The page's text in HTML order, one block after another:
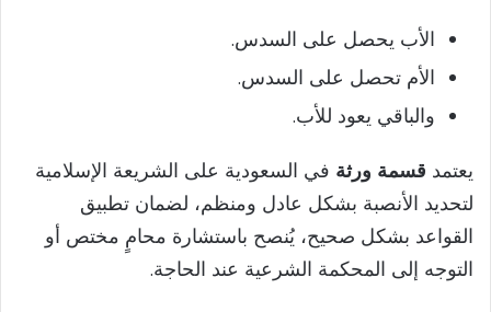
الأب يحصل على السدس.
الأم تحصل على السدس.
والباقي يعود للأب.
يعتمد قسمة ورثة في السعودية على الشريعة الإسلامية
لتحديد الأنصبة بشكل عادل ومنظم، لضمان تطبيق
القواعد بشكل صحيح، يُنصح باستشارة محامٍ مختص أو
التوجه إلى المحكمة الشرعية عند الحاجة.